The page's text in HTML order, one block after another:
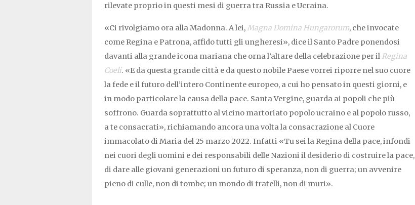
rilevate proprio in questi mesi di guerra tra Russia e Ucraina.
«Ci rivolgiamo ora alla Madonna. A lei,Magna Domina Hungarorum, che invocate
come Regina e Patrona, affido tutti gli ungheresi», dice il Santo Padre ponendosi
davanti alla grande icona mariana che orna l’altare della celebrazione per il Regina
Coeli. «E da questa grande città e da questo nobile Paese vorrei riporre nel suo cuore
la fede e il futuro dell’intero Continente europeo, a cui ho pensato in questi giorni, e
in modo particolare la causa della pace. Santa Vergine, guarda ai popoli che più
soffrono. Guarda soprattutto al vicino martoriato popolo ucraino e al popolo russo,
a te consacrati», richiamando ancora una volta la consacrazione al Cuore
immacolato di Maria del 25 marzo 2022. Infatti «Tu sei la Regina della pace, infondi
nei cuori degli uomini e dei responsabili delle Nazioni il desiderio di costruire la pace,
di dare alle giovani generazioni un futuro di speranza, non di guerra; un avvenire
pieno di culle, non di tombe; un mondo di fratelli, non di muri».